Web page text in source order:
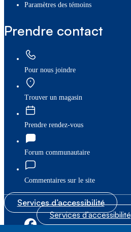
paramètres des témoins
Prendre contact
Pour nous joindre
Trouver un magasin
Prendre rendez-vous
Forum communautaire
Commentaires sur le site
Services d’accessibilité
Services d’accessibilité